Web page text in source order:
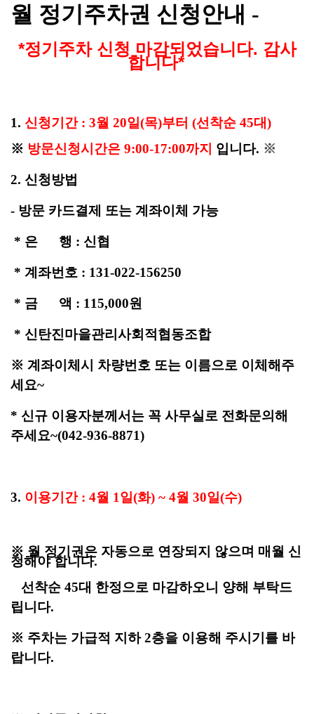
월 정기주차권 신청안내 -
*정기주차 신청 마감되었습니다. 감사
합니다*
1. 신청기간 : 3월 20일(목)부터 (선착순 45대)
※ 방문신청시간은 9:00-17:00까지 입니다. ※
2. 신청방법
- 방문 카드결제 또는 계좌이체 가능
* 은 행 : 신협
* 계좌번호 : 131-022-156250
* 금 액 : 115,000원
* 신탄진마을관리사회적협동조합
※ 계좌이체시 차량번호 또는 이름으로 이체해주
세요~
* 신규 이용자분께서는 꼭 사무실로 전화문의해
주세요~(042-936-8871)
3. 이용기간 : 4월 1일(화) ~ 4월 30일(수)
※ 월 정기권은 자동으로 연장되지 않으며 매월 신
청해야 합니다.
선착순 45대 한정으로 마감하오니 양해 부탁드
립니다.
※ 주차는 가급적 지하 2층을 이용해 주시기를 바
랍니다.